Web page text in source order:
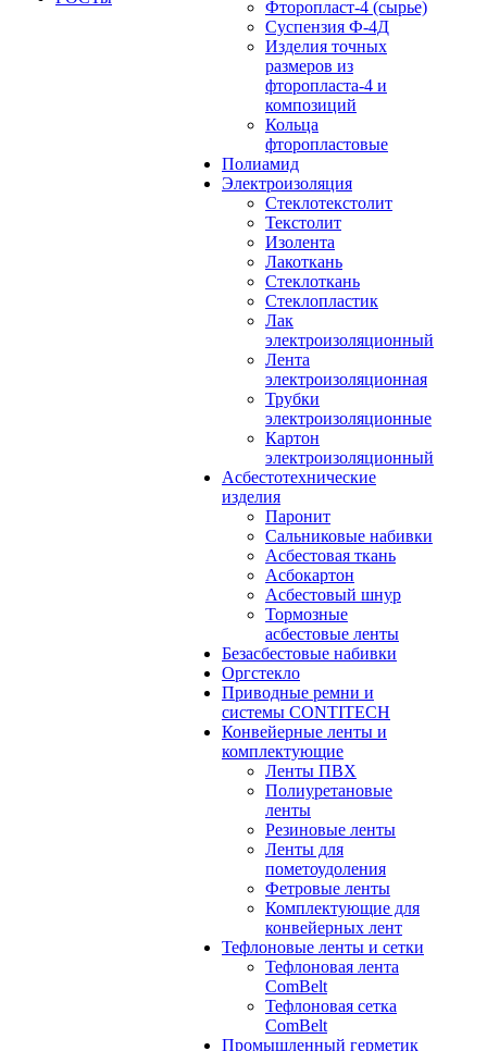
Фторопласт-4 (сырье)
Суспензия Ф-4Д
Изделия точных
размеров из
фторопласта-4 и
композиций
Кольца
фторопластовые
Полиамид
Электроизоляция
Стеклотекстолит
Текстолит
Изолента
Лакоткань
Стеклоткань
Стеклопластик
Лак
электроизоляционный
Лента
электроизоляционная
Трубки
электроизоляционные
Картон
электроизоляционный
Асбестотехнические
изделия
Паронит
Сальниковые набивки
Асбестовая ткань
Асбокартон
Асбестовый шнур
Тормозные
асбестовые ленты
Безасбестовые набивки
Оргстекло
Приводные ремни и
системы CONTITECH
Конвейерные ленты и
комплектующие
Ленты ПВХ
Полиуретановые
ленты
Резиновые ленты
Ленты для
пометоудоления
Фетровые ленты
Комплектующие для
конвейерных лент
Тефлоновые ленты и сетки
Тефлоновая лента
ComBelt
Тефлоновая сетка
ComBelt
Промышленный герметик